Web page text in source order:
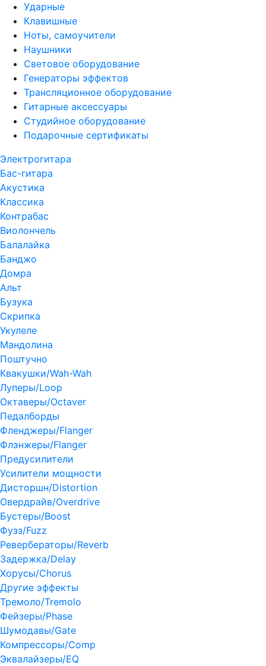
Ударные
Клавишные
Ноты, самоучители
Наушники
Световое оборудование
Генераторы эффектов
Трансляционное оборудование
Гитарные аксессуары
Студийное оборудование
Подарочные сертификаты
Электрогитара
Бас-гитара
Акустика
Классика
Контрабас
Виолончель
Балалайка
Банджо
Домра
Альт
Бузука
Скрипка
Укулеле
Мандолина
Поштучно
Квакушки/Wah-Wah
Луперы/Loop
Октаверы/Octaver
Педалборды
Фленджеры/Flanger
Флэнжеры/Flanger
Предусилители
Усилители мощности
Дисторшн/Distortion
Овердрайв/Overdrive
Бустеры/Boost
Фузз/Fuzz
Ревербераторы/Reverb
Задержка/Delay
Хорусы/Chorus
Другие эффекты
Тремоло/Tremolo
Фейзеры/Phase
Шумодавы/Gate
Компрессоры/Comp
Эквалайзеры/EQ